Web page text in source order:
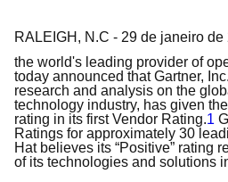
RALEIGH, N.C - 29 de janeiro de
the world's leading provider of
today announced that Gartner,
research and analysis on the
technology industry, has given
rating in its first Vendor Rating.1
Ratings for approximately 30
Hat believes its “Positive” rating
of its technologies and solutions